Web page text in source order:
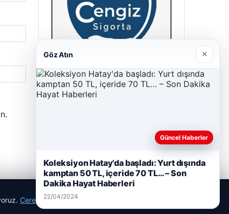
Cengiz Sigorta
Çerez Politikamız
Göz Atın ×
Güncel Haberler
Koleksiyon Hatay'da başladı: Yurt dışında
kamptan 50 TL, içeride 70 TL… – Son
Dakika Hayat Haberleri
22/04/2024